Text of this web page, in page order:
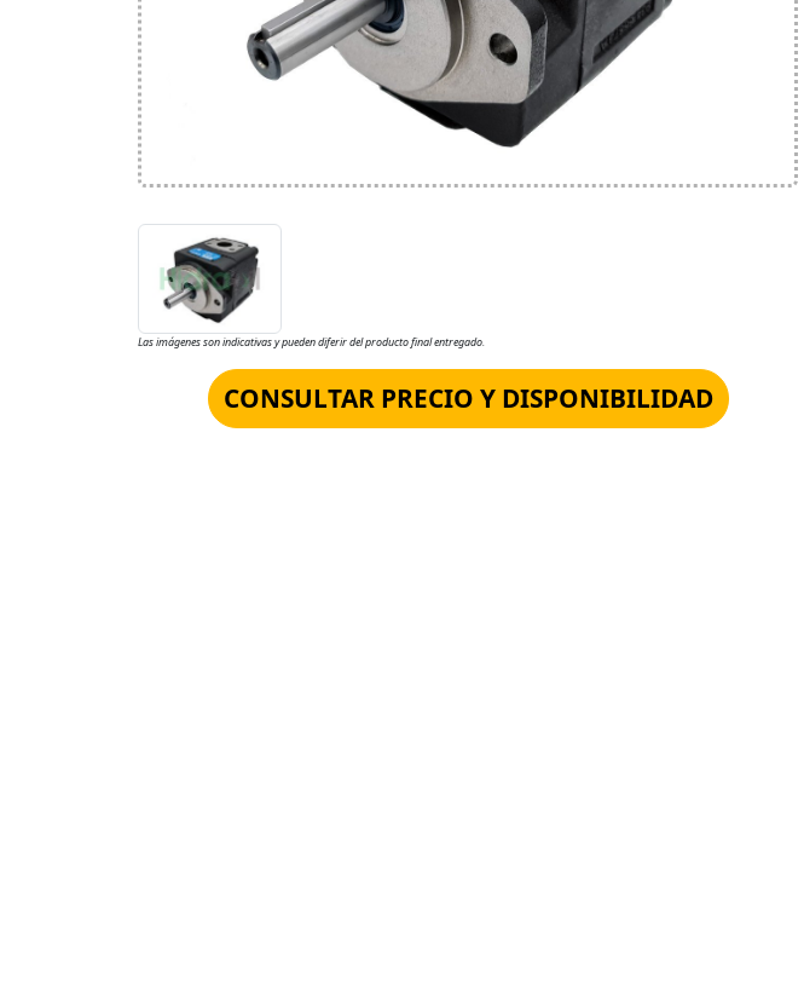
Las imágenes son indicativas y pueden diferir del producto final entregado.
CONSULTAR PRECIO Y DISPONIBILIDAD